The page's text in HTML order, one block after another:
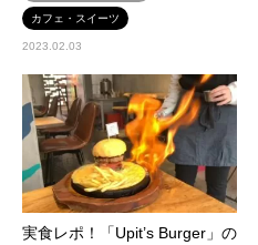
カフェ・スイーツ
2023.02.03
実食レポ！「Upit’s Burger」の